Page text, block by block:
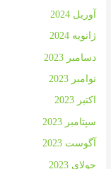
آوریل 2024
ژانویه 2024
دسامبر 2023
نوامبر 2023
اکتبر 2023
سپتامبر 2023
آگوست 2023
جولای 2023